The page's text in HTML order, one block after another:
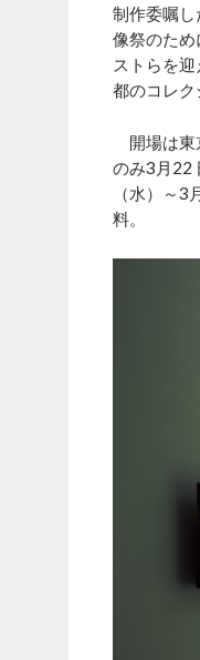
制作委嘱
像祭のた
ストらを
都のコレク
開場は東
のみ3月22
（水）～
料。